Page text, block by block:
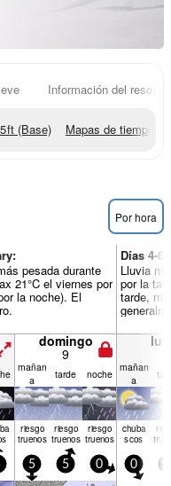
Información del resort
ft (Base) Mapas de tiempo
Por hora
pesada durante
21°C el viernes por
la noche). El
Días 4-6
Lluvia
por la
tarde,
domingo
9
mañan
a
tarde noche mañan
a
riesgo
truenos
riesgo
truenos
riesgo
truenos
chuba
scos
5 5 0 0